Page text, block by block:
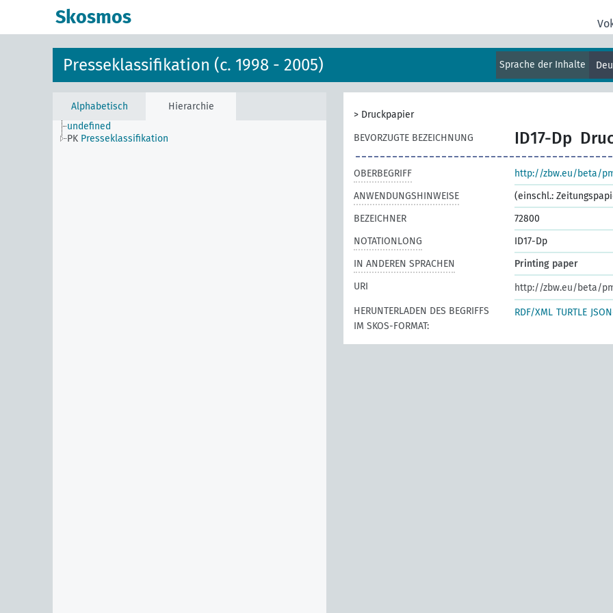
Skosmos
Presseklassifikation (c. 1998 - 2005) Sprache der Inhalte
Alphabetisch
Hierarchie
undefined
PK Presseklassifikation
> Druckpapier
BEVORZUGTE BEZEICHNUNG
ID17-Dp
OBERBEGRIFF
http://zbw.eu/beta/
ANWENDUNGSHINWEISE
(einschl.:
BEZEICHNER
72800
NOTATIONLONG
ID17-Dp
IN ANDEREN SPRACHEN
Printing paper
URI
http://zbw.eu/beta/
HERUNTERLADEN DES BEGRIFFS
IM SKOS-FORMAT:
RDF/XML TURTLE